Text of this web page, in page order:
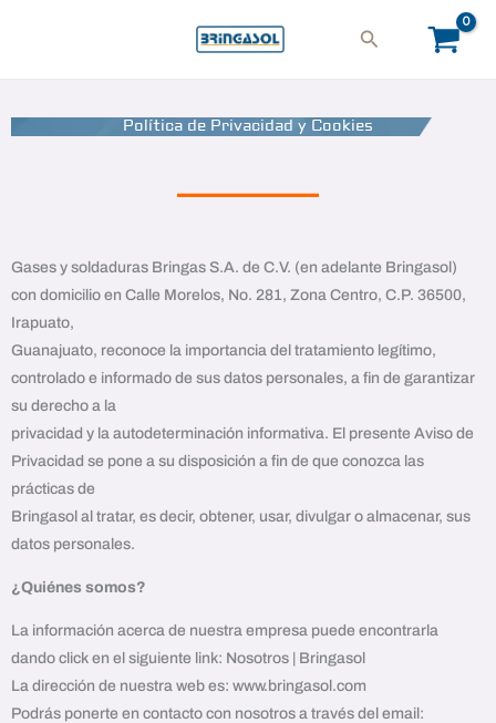
Buscar
Política de Privacidad y Cookies
Gases y soldaduras Bringas S.A. de C.V. (en adelante Bringasol)
con domicilio en Calle Morelos, No. 281, Zona Centro, C.P. 36500,
Irapuato,
Guanajuato, reconoce la importancia del tratamiento legítimo,
controlado e informado de sus datos personales, a fin de garantizar
su derecho a la
privacidad y la autodeterminación informativa. El presente Aviso de
Privacidad se pone a su disposición a fin de que conozca las
prácticas de
Bringasol al tratar, es decir, obtener, usar, divulgar o almacenar, sus
datos personales.
¿Quiénes somos?
La información acerca de nuestra empresa puede encontrarla
dando click en el siguiente link: Nosotros | Bringasol
La dirección de nuestra web es: www.bringasol.com
Podrás ponerte en contacto con nosotros a través del email: